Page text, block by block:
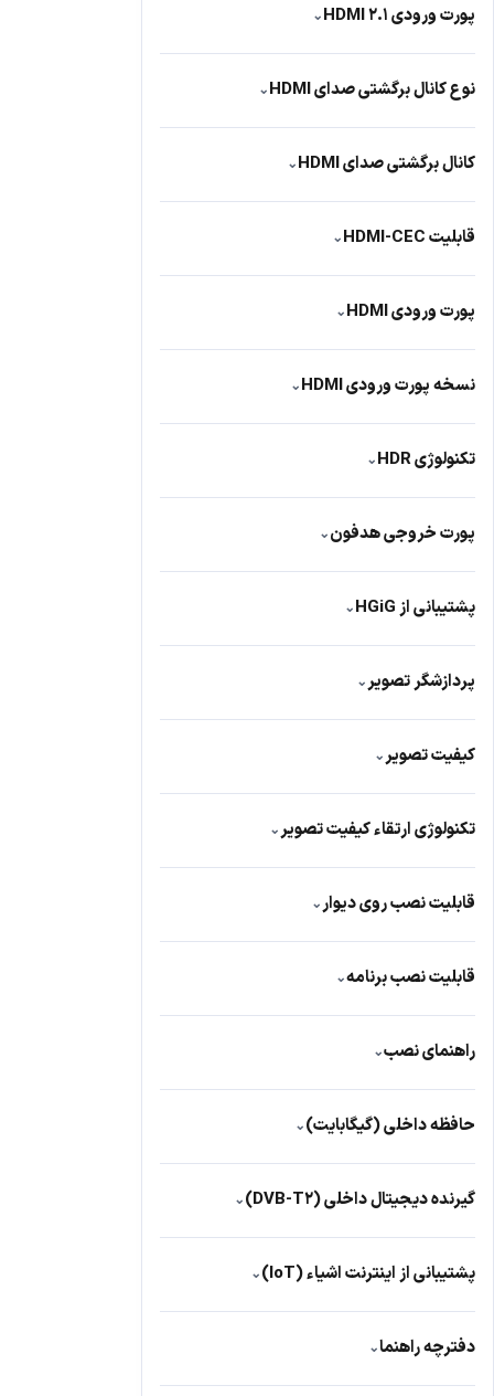
پورت ورودی HDMI 2.1 ⌄
4
37
نوع کانال برگشتی صدای HDMI ⌄
ARC
447
کانال برگشتی صدای HDMI ⌄
دارد 433
قابلیت HDMI-CEC ⌄
دارد 290
پورت ورودی HDMI ⌄
دارد 521
نسخه پورت ورودی HDMI ⌄
4 عدد HDMI 2.1 106
تکنولوژی HDR ⌄
دارد 444
پورت خروجی هدفون⌄
دارد 96
پشتیبانی از HGiG ⌄
دارد 39
پردازشگر تصویر⌄
دارد 2
کیفیت تصویر⌄
4k
496
HD
تکنولوژی ارتقاء کیفیت تصویر⌄
دارد 392
قابلیت نصب روی دیوار⌄
دارد 419
قابلیت نصب برنامه⌄
دارد 441
راهنمای نصب⌄
دارد 343
حافظه داخلی (گیگابایت)⌄
8
102
گیرنده دیجیتال داخلی (DVB-T2) ⌄
دارد 431
پشتیبانی از اینترنت اشیاء (IoT) ⌄
دارد 437
دفترچه راهنما⌄
368